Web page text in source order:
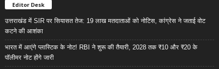
Editor Desk
उत्तराखंड में SIR पर सियासत तेज: 19 लाख मतदाताओं को नोटिस, कांग्रेस ने जताई वोट
कटने की आशंका
भारत में आएंगे प्लास्टिक के नोट! RBI ने शुरू की तैयारी, 2028 तक ₹10 और ₹20 के
पॉलीमर नोट होंगे जारी